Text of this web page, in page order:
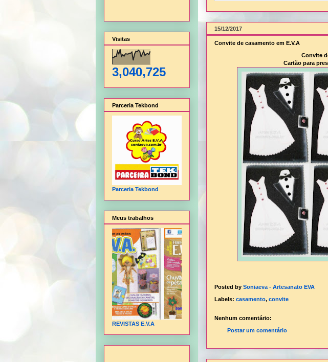
15/12/2017
Convite de casamento em E.V.A
Convite
Cartão para
Posted by Soniaeva - Artesanato EVA
Labels: casamento, convite
Nenhum comentário:
Postar um comentário
Visitas
3,040,725
Parceria Tekbond
Parceria Tekbond
Meus trabalhos
REVISTAS E.V.A